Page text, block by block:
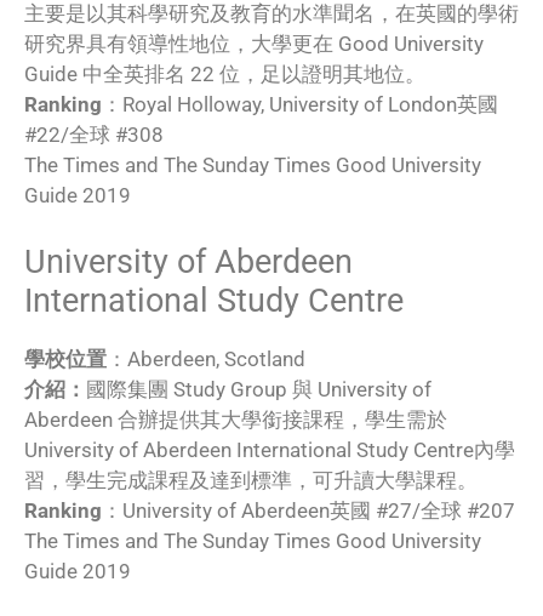
主要是以其科學研究及教育的水準聞名，在英國的學術
研究界具有領導性地位，大學更在 Good University
Guide 中全英排名 22 位，足以證明其地位。
Ranking ：Royal Holloway, University of London英國
#22/全球 #308
The Times and The Sunday Times Good University
Guide 2019
University of Aberdeen
International Study Centre
學校位置 ：Aberdeen, Scotland
介紹： 國際集團 Study Group 與 University of
Aberdeen 合辦提供其大學銜接課程，學生需於
University of Aberdeen International Study Centre內學
習，學生完成課程及達到標準，可升讀大學課程。
Ranking ：University of Aberdeen英國 #27/全球 #207
The Times and The Sunday Times Good University
Guide 2019